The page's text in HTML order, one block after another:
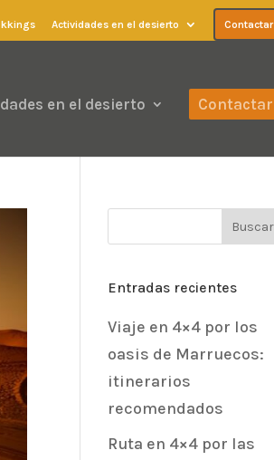
Actividades en el desierto Contactar
en el desierto Contactar
Entradas recientes
Viaje en 4×4 por los
oasis de Marruecos:
itinerarios
recomendados
Ruta en 4×4 por las